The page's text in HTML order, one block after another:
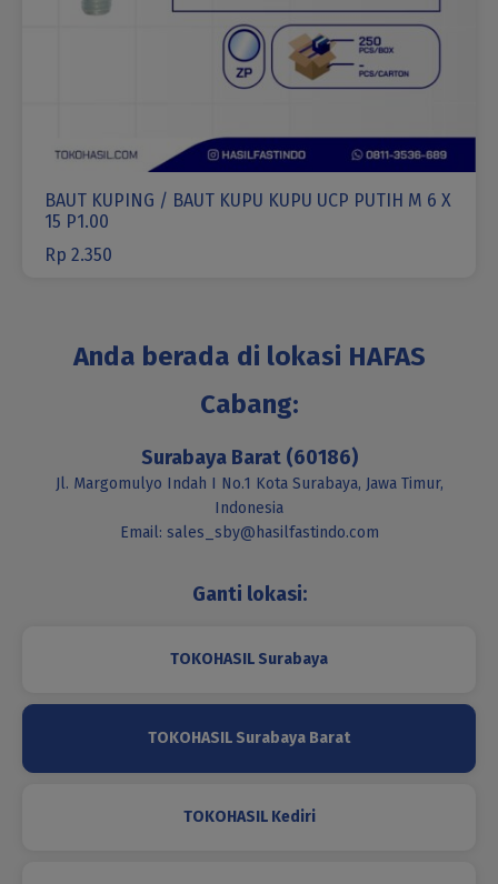
BAUT KUPING / BAUT KUPU KUPU UCP PUTIH M 6 X
15 P1.00
Rp 2.350
Anda berada di lokasi HAFAS
Cabang:
Surabaya Barat (60186)
Jl. Margomulyo Indah I No.1 Kota Surabaya, Jawa Timur,
Indonesia
Email: sales_sby@hasilfastindo.com
Ganti lokasi:
TOKOHASIL Surabaya
TOKOHASIL Surabaya Barat
TOKOHASIL Kediri